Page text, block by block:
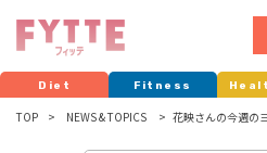
Diet Fitness
TOP NEWS & TOPICS 花映さんの今週の